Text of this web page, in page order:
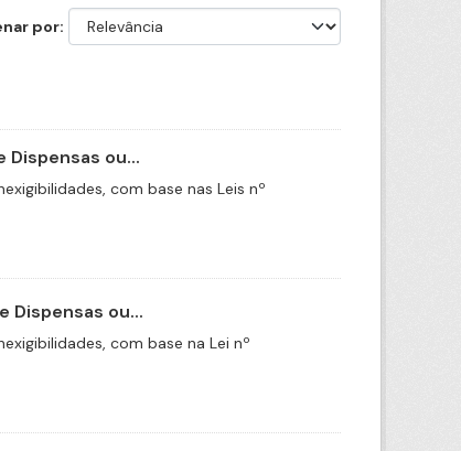
por
ou...
com base nas Leis nº
Dispensas ou...
com base na Lei nº